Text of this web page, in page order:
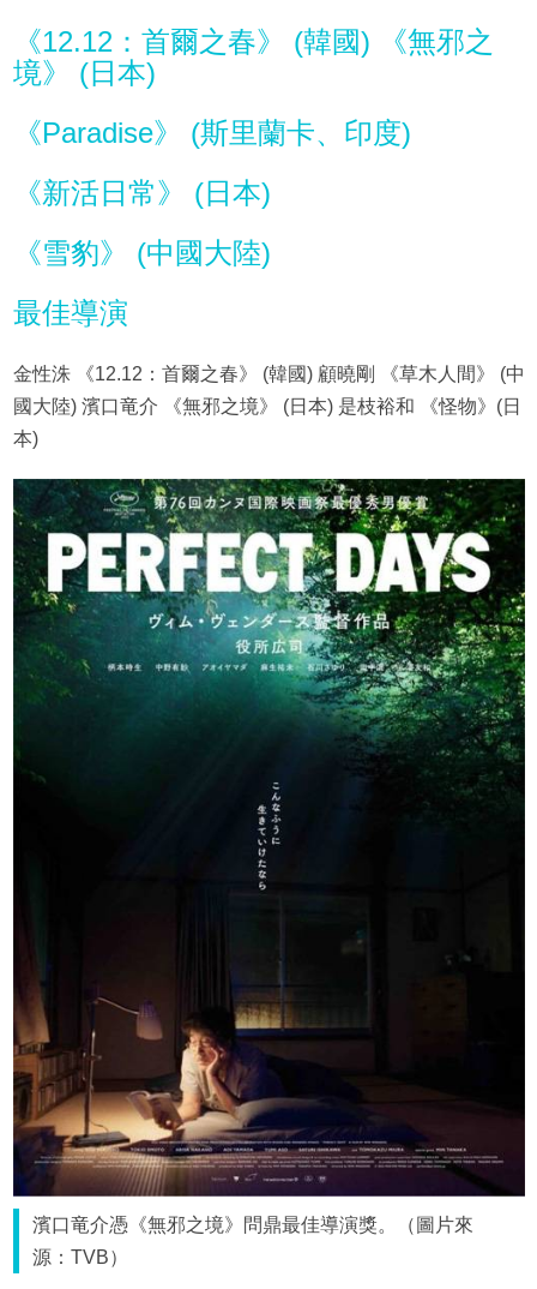
《12.12：首爾之春》 (韓國) 《無邪之
境》 (日本)
《Paradise》 (斯里蘭卡、印度)
《新活日常》 (日本)
《雪豹》 (中國大陸)
最佳導演
金性洙 《12.12：首爾之春》 (韓國) 顧曉剛 《草木人間》 (中
國大陸) 濱口竜介 《無邪之境》 (日本) 是枝裕和 《怪物》(日
本)
濱口竜介憑《無邪之境》問鼎最佳導演獎。（圖片來
源：TVB）